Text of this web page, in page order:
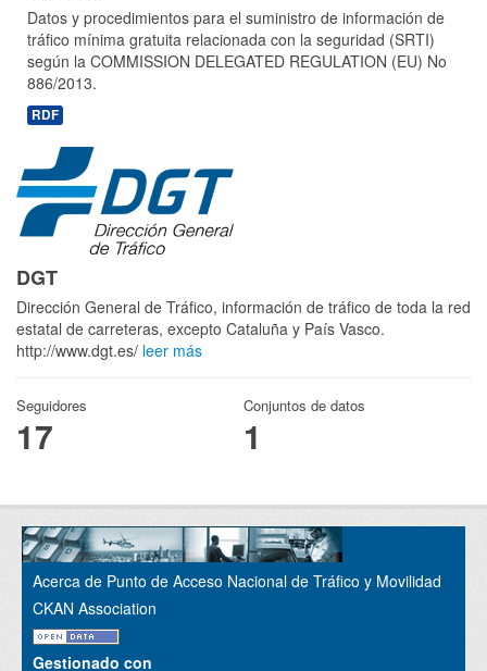
Datos y procedimientos para el suministro de información de
tráfico mínima gratuita relacionada con la seguridad (SRTI)
según la COMMISSION DELEGATED REGULATION (EU) No
886/2013.
RDF
DGT
Dirección General de Tráfico, información de tráfico de toda la red
estatal de carreteras, excepto Cataluña y País Vasco.
http://www.dgt.es/ leer más
Seguidores
17
Conjuntos de datos
1
Acerca de Punto de Acceso Nacional de Tráfico y Movilidad
CKAN Association
Gestionado con